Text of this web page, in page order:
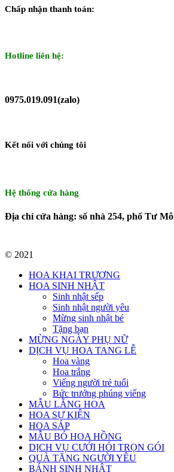
Chấp nhận thanh toán:
Hotline liên hệ:
0975.019.091(zalo)
Kết nối với chúng tôi
Hệ thống cửa hàng
Địa chỉ cửa hàng: số nhà 254, phố Tư
© 2021
HOA KHAI TRƯƠNG
HOA SINH NHẬT
Sinh nhật sếp
Sinh nhật người yêu
Mừng sinh nhật bé
Tặng bạn
MỪNG NGÀY PHỤ NỮ
DỊCH VỤ HOA TANG LỄ
Hoa vàng
Hoa trắng
Viếng người trẻ tuổi
Bức trướng phúng viếng
MẪU LẴNG HOA
HOA SỰ KIỆN
HOA SÁP
MẪU BÓ HOA HỒNG
DỊCH VỤ CƯỚI HỎI TRỌN GÓI
QUÀ TẶNG NGƯỜI YÊU
BÁNH SINH NHẬT